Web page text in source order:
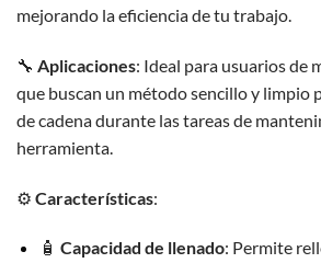
mejorando la eficiencia de tu trabajo.
🔧 Aplicaciones: Ideal para usuarios de
que buscan un método sencillo y limpio
de cadena durante las tareas de
herramienta.
⚙️ Características:
🧴 Capacidad de llenado: Permite